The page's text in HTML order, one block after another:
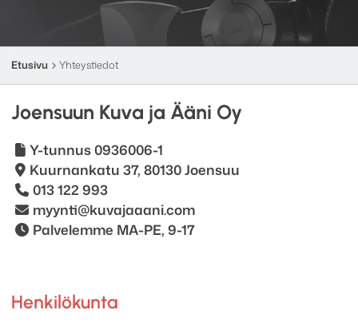
Etusivu Yhteystiedot
Joensuun Kuva ja Ääni Oy
Y-tunnus 0936006-1
Kuurnankatu 37, 80130 Joensuu
013 122 993
myynti@kuvajaaani.com
Palvelemme MA-PE, 9-17
Henkilökunta